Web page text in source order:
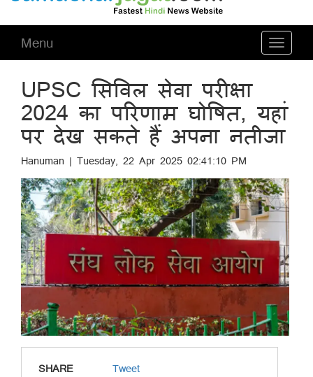
Toggle
Menu
UPSC सिविल सेवा परीक्षा
2024 का परिणाम घोषित, यहां
पर देख सकते हैं अपना नतीजा
Hanuman | Tuesday, 22 Apr 2025 02:41:10 PM
SHARE
Tweet